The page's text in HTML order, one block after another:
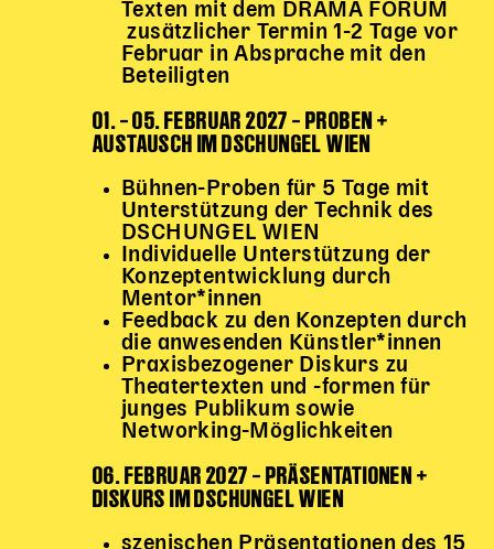
Texten mit dem DRAMA FORUM
zusätzlicher Termin 1-2 Tage vor
Februar in Absprache mit den
Beteiligten
01. – 05. FEBRUAR 2027 – PROBEN +
AUSTAUSCH IM DSCHUNGEL WIEN
Bühnen-Proben für 5 Tage mit
Unterstützung der Technik des
DSCHUNGEL WIEN
Individuelle Unterstützung der
Konzeptentwicklung durch
Mentor*innen
Feedback zu den Konzepten durch
die anwesenden Künstler*innen
Praxisbezogener Diskurs zu
Theatertexten und -formen für
junges Publikum sowie
Networking-Möglichkeiten
06. FEBRUAR 2027 – PRÄSENTATIONEN +
DISKURS IM DSCHUNGEL WIEN
szenischen Präsentationen des 15